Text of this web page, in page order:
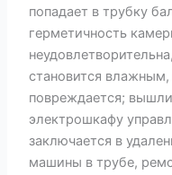
попадает в трубку
герметичность
становится
повреждается;
электрошкафу
заключается в
машины в трубе,